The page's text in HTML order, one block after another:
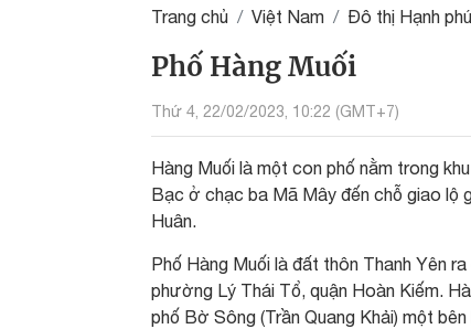
Trang chủ Việt Nam Đô thị Hạnh
Phố Hàng Muối
Thứ 4, 22/02/2023, 10:22 (GMT+7)
Hàng Muối là một con phố nằm trong
Bạc ở chạc ba Mã Mây đến chỗ giao lộ
Huân.
Phố Hàng Muối là đất thôn Thanh Yên
phường Lý Thái Tổ, quận Hoàn Kiếm.
phố Bờ Sông (Trần Quang Khải) một